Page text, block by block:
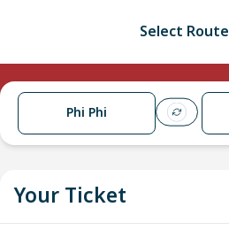
Select Route
Phi Phi
Your Ticket